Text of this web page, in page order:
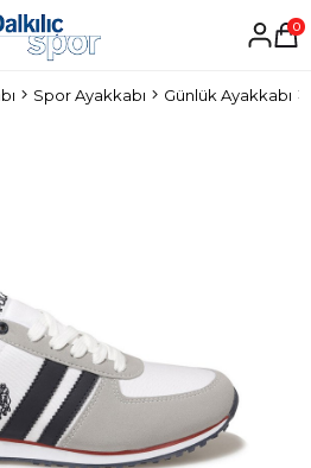
0
Spor Ayakkabı Günlük Ayakkabı